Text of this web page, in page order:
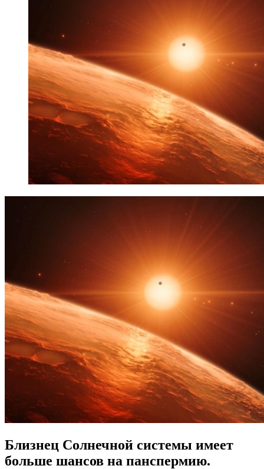
Близнец Солнечной системы имеет
больше шансов на панспермию.